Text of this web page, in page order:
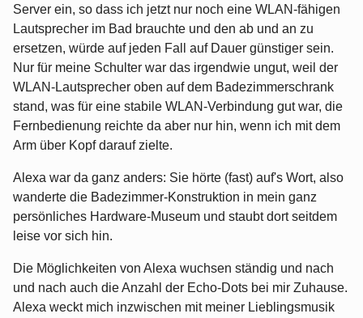
Server ein, so dass ich jetzt nur noch eine WLAN-fähigen
Lautsprecher im Bad brauchte und den ab und an zu
ersetzen, würde auf jeden Fall auf Dauer günstiger sein.
Nur für meine Schulter war das irgendwie ungut, weil der
WLAN-Lautsprecher oben auf dem Badezimmerschrank
stand, was für eine stabile WLAN-Verbindung gut war, die
Fernbedienung reichte da aber nur hin, wenn ich mit dem
Arm über Kopf darauf zielte.
Alexa war da ganz anders: Sie hörte (fast) auf's Wort, also
wanderte die Badezimmer-Konstruktion in mein ganz
persönliches Hardware-Museum und staubt dort seitdem
leise vor sich hin.
Die Möglichkeiten von Alexa wuchsen ständig und nach
und nach auch die Anzahl der Echo-Dots bei mir Zuhause.
Alexa weckt mich inzwischen mit meiner Lieblingsmusik